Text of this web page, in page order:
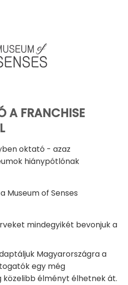
A FRANCHISE
oktató - azaz
hiánypótlónak
Museum of Senses
mindegyikét bevonjuk a
Magyarországra a
egy még
közelibb élményt élhetnek át.